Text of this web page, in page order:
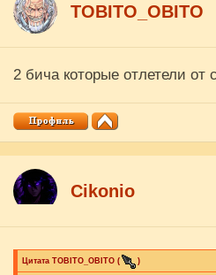
ТОBITO_OBITO
2 бича которые отлетели от
Cikоnio
Цитата ТОBITO_OBITO ( )